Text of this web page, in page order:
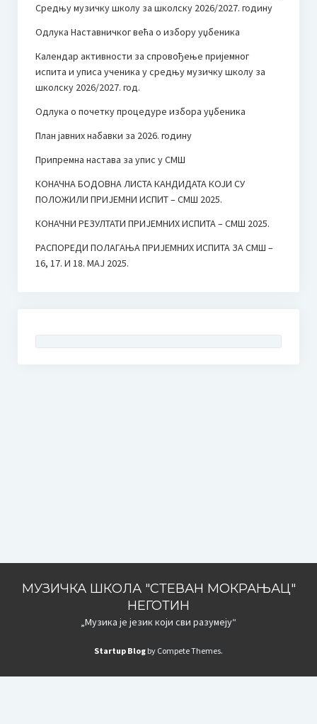
Средњу музичку школу за школску 2026/2027. годину
Одлука Наставничког већа о избору уџбеника
Календар активности за спровођење пријемног
испита и уписа ученика у средњу музичку школу за
школску 2026/2027. год.
Одлука о почетку процедуре избора уџбеника
План јавних набавки за 2026. годину
Припремна настава за упис у СМШ
КОНАЧНА БОДОВНА ЛИСТА КАНДИДАТА КОЈИ СУ
ПОЛОЖИЛИ ПРИЈЕМНИ ИСПИТ – СМШ 2025.
КОНАЧНИ РЕЗУЛТАТИ ПРИЈЕМНИХ ИСПИТА – СМШ 2025.
РАСПОРЕДИ ПОЛАГАЊА ПРИЈЕМНИХ ИСПИТА ЗА СМШ –
16, 17. И 18. МАЈ 2025.
МУЗИЧКА ШКОЛА "СТЕВАН МОКРАЊАЦ"
НЕГОТИН
„Музика је језик који сви разумеју“
Startup Blog by Compete Themes.